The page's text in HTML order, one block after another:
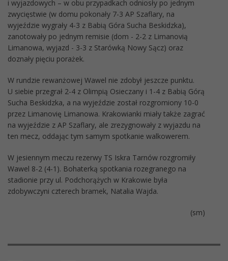
i wyjazdowych – w obu przypadkach odniosły po jednym
zwycięstwie (w domu pokonały 7-3 AP Szaflary, na
wyjeździe wygrały 4-3 z Babią Góra Sucha Beskidzka),
zanotowały po jednym remisie (dom - 2-2 z Limanovią
Limanowa, wyjazd - 3-3 z Starówką Nowy Sącz) oraz
doznały pięciu porażek.
W rundzie rewanżowej Wawel nie zdobył jeszcze punktu.
U siebie przegrał 2-4 z Olimpią Osieczany i 1-4 z Babią Górą
Sucha Beskidzka, a na wyjeździe został rozgromiony 10-0
przez Limanovię Limanowa. Krakowianki miały także zagrać
na wyjeździe z AP Szaflary, ale zrezygnowały z wyjazdu na
ten mecz, oddając tym samym spotkanie walkowerem.
W jesiennym meczu rezerwy TS Iskra Tarnów rozgromiły
Wawel 8-2 (4-1). Bohaterką spotkania rozegranego na
stadionie przy ul. Podchorążych w Krakowie była
zdobywczyni czterech bramek, Natalia Wajda.
(sm)